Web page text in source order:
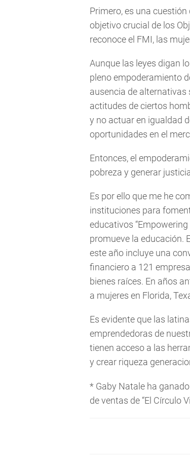
Primero, es una
objetivo crucial de los
reconoce el FMI, las
Aunque las leyes digan
pleno empoderamiento
ausencia de alternativas
actitudes de ciertos
y no actuar en igualdad
oportunidades en el
Entonces, el
pobreza y generar
Es por ello que me he
instituciones para
educativos
promueve la educación.
este año incluye una
financiero a 121
bienes raíces. En años
a mujeres en Florida,
Es evidente que las
emprendedoras de
tienen acceso a las
y crear riqueza
* Gaby Natale ha
de ventas de “El Círculo